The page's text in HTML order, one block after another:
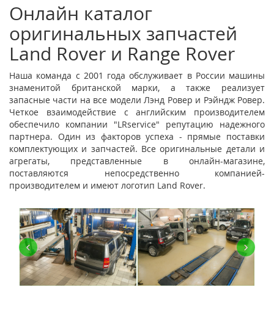
Онлайн каталог
оригинальных запчастей
Land Rover и Range Rover
Наша команда с 2001 года обслуживает в России машины
знаменитой британской марки, а также реализует
запасные части на все модели Лэнд Ровер и Рэйндж Ровер.
Четкое взаимодействие с английским производителем
обеспечило компании "LRservice" репутацию надежного
партнера. Один из факторов успеха - прямые поставки
комплектующих и запчастей. Все оригинальные детали и
агрегаты, представленные в онлайн-магазине,
поставляются непосредственно компанией-
производителем и имеют логотип Land Rover.
‹ ›